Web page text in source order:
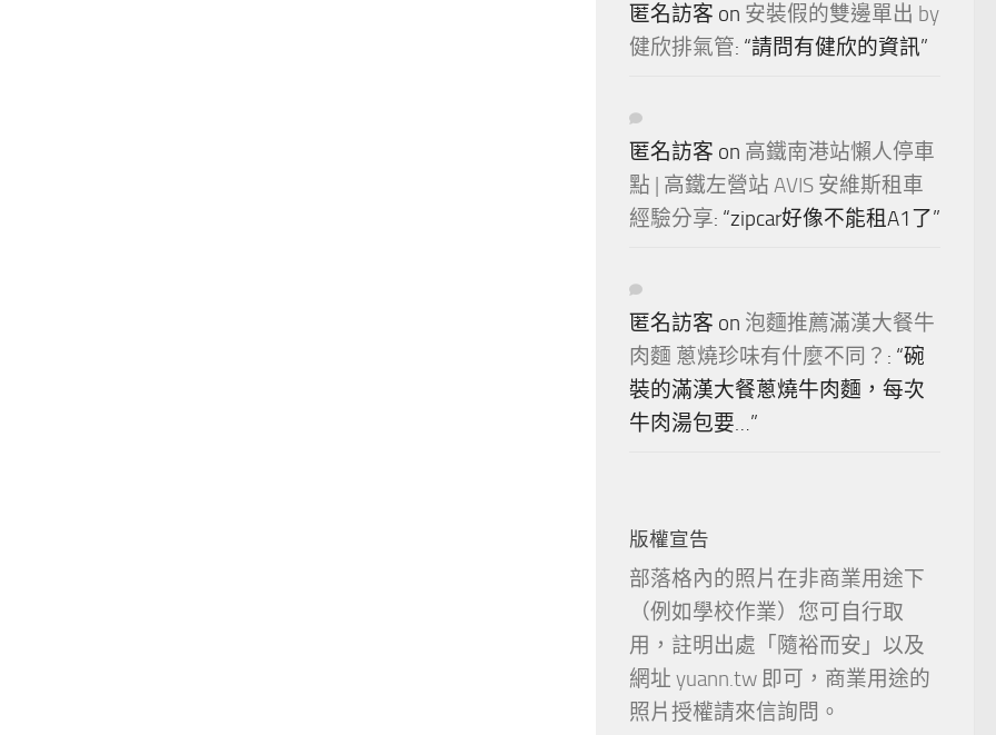
匿名訪客 on 安裝假的雙邊單出 by
健欣排氣管: “請問有健欣的資訊”
匿名訪客 on 高鐵南港站懶人停車
點 | 高鐵左營站 AVIS 安維斯租車
經驗分享: “zipcar好像不能租A1了”
匿名訪客 on 泡麵推薦滿漢大餐牛
肉麵 蔥燒珍味有什麼不同？ : “碗
裝的滿漢大餐蔥燒牛肉麵，每次
牛肉湯包要…”
版權宣告
部落格內的照片在非商業用途下
（例如學校作業）您可自行取
用，註明出處「隨裕而安」以及
網址 yuann.tw 即可，商業用途的
照片授權請來信詢問。